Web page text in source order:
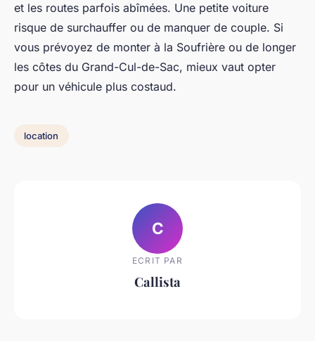
et les routes parfois abîmées. Une petite voiture
risque de surchauffer ou de manquer de couple. Si
vous prévoyez de monter à la Soufrière ou de longer
les côtes du Grand-Cul-de-Sac, mieux vaut opter
pour un véhicule plus costaud.
location
C
ECRIT PAR
Callista